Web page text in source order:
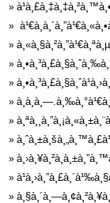
»
»
»
»
»
»
»
»
»
»
»